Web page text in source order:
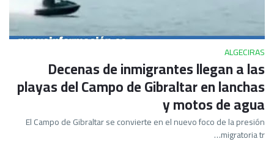
ALGECIRAS
Decenas de inmigrantes llegan a las
playas del Campo de Gibraltar en lanchas
y motos de agua
El Campo de Gibraltar se convierte en el nuevo foco de la presión
migratoria tr…